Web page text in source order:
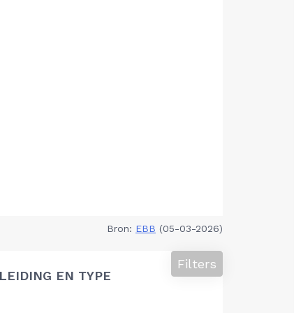
Bron: EBB (05-03-2026)
EN TYPE
Filters